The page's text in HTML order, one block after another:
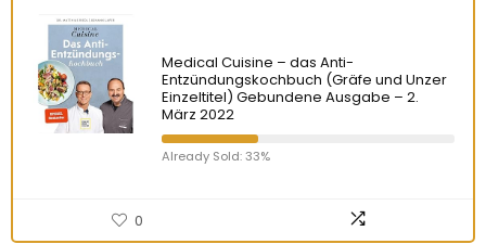
Medical Cuisine – das Anti-
Entzündungskochbuch (Gräfe und Unzer
Einzeltitel) Gebundene Ausgabe – 2.
März 2022
Already Sold: 33%
0